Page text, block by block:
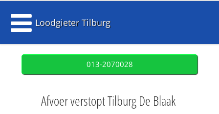
Loodgieter Tilburg
013-2070028
Afvoer verstopt Tilburg De Blaak